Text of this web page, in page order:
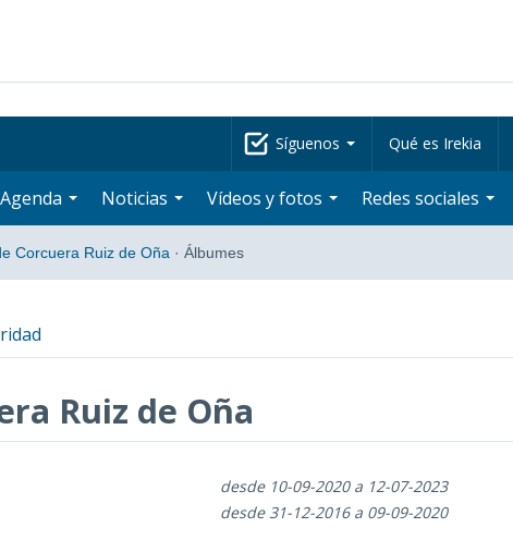
Síguenos Qué es Irekia
Agenda Noticias Vídeos y fotos Redes sociales
Corcuera Ruiz de Oña · Álbumes
Ruiz de Oña
desde 10-09-2020 a 12-07-2023
desde 31-12-2016 a 09-09-2020